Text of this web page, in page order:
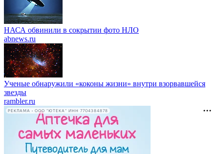
НАСА обвинили в сокрытии фото НЛО
abnews.ru
Ученые обнаружили «коконы жизни» внутри взорвавшейся
звезды
rambler.ru
РЕКЛАМА • ООО "ЮТЕКА" ИНН 7704384878